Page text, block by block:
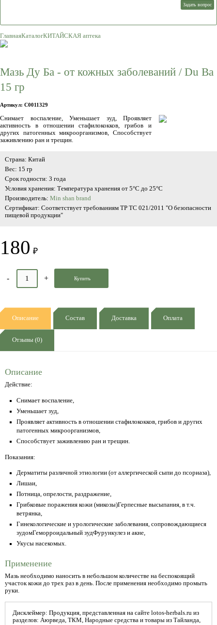
Задать вопрос
ГлавнаяКаталогКИТАЙСКАЯ аптека
Мазь Ду Ба - от кожных заболеваний / Du Ba
15 гр
Артикул: C0011329
Снимает воспаление, Уменьшает зуд, Проявляет
активность в отношении стафилококков, грибов и
других патогенных микроорганизмов, Способствует
заживлению ран и трещин.
Страна: Китай
Вес: 15 гр
Срок годности: 3 года
Условия хранения: Температура хранения от 5°C до 25°C
Производитель: Min shan brand
Сертификат: Соответствует требованиям ТР ТС 021/2011 "О безопасности
пищевой продукции"
180 ₽
Купить
Описание Состав Доставка Оплата
Отзывы (0)
Описание
Действие:
Снимает воспаление,
Уменьшает зуд,
Проявляет активность в отношении стафилококков, грибов и других
патогенных микроорганизмов,
Способствует заживлению ран и трещин.
Показания:
Дерматиты различной этиологии (от аллергической сыпи до псориаза),
Лишаи,
Потница, опрелости, раздражение,
Грибковые поражения кожи (микозы)Герпесные высыпания, в т.ч.
ветрянка,
Гинекологические и урологические заболевания, сопровождающиеся
зудомГеморроидальный зудФурункулез и акне,
Укусы насекомых.
Применение
Мазь необходимо наносить в небольшом количестве на беспокоящий
участок кожи до трех раз в день. После применения необходимо промыть
руки.
Дисклеймер: Продукция, представленная на сайте lotos-herbals.ru из
разделов: Аюрведа, ТКМ, Народные средства и товары из Тайланда,